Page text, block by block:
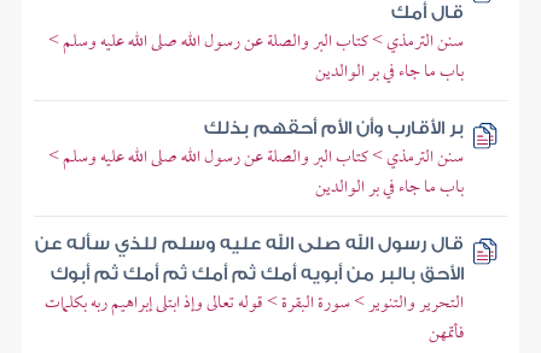
قال أمك
سنن الترمذي > كتاب البر والصلة عن رسول الله صلى الله عليه وسلم >
باب ما جاء في بر الوالدين
بر الأقارب وأن الأم أحقهم بذلك
سنن الترمذي > كتاب البر والصلة عن رسول الله صلى الله عليه وسلم >
باب ما جاء في بر الوالدين
قال رسول الله صلى الله عليه وسلم للذي سأله عن
الأحق بالبر من أبويه أمك ثم أمك ثم أمك ثم أبوك
التحرير والتنوير > سورة البقرة > قوله تعالى وإذ ابتلى إبراهيم ربه بكلمات
فأتمهن